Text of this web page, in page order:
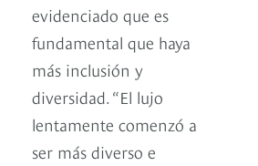
evidenciado que es
fundamental que haya
más inclusión y
diversidad. “El lujo
lentamente comenzó a
ser más diverso e